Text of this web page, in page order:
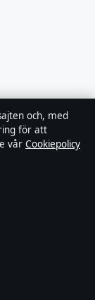
och, med
för att
vår Cookiepolicy